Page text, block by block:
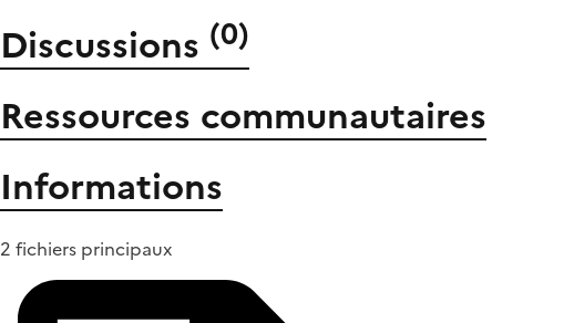
Discussions (0)
Ressources communautaires
Informations
2 fichiers principaux